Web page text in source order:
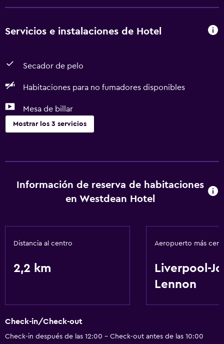
Servicios e instalaciones de Hotel
Secador de pelo
Habitaciones para no fumadores disponibles
Mesa de billar
Mostrar los 3 servicios
Habitaciones para no fumadores disponibles
Información de reserva de habitaciones
en Westdean Hotel
Distancia al centro
2,2 km
Aeropuerto más
Liverpool-
Lennon
Check-in/Check-out
Check-in después de las 12:00 - Check-out antes de las 10:00